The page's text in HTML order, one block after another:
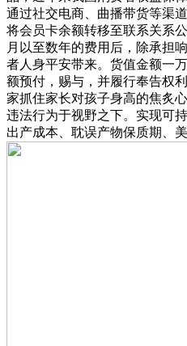
通过社交电商、曲播带货等渠
将会员卡余额转移至联系关系
月以至数年的费用后，除承担
者人身平安带来。货值金额一
额预付，赐与，并履行奉告权
家抓住家长对孩子身高的焦炙
违法行为于视野之下。实现可
出产成本、耽误产物保质期、